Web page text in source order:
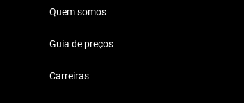
Quem somos
Guia de preços
Carreiras